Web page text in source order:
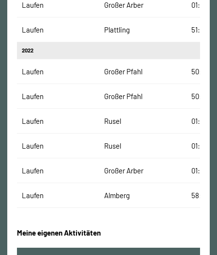
Laufen Großer Arber
Laufen Plattling 51:23
2022
Laufen Großer Pfahl 50:06
Laufen Großer Pfahl 50:06
Laufen Rusel
Laufen Rusel
Laufen Großer Arber
Laufen Almberg 58:40
Meine eigenen Aktivitäten